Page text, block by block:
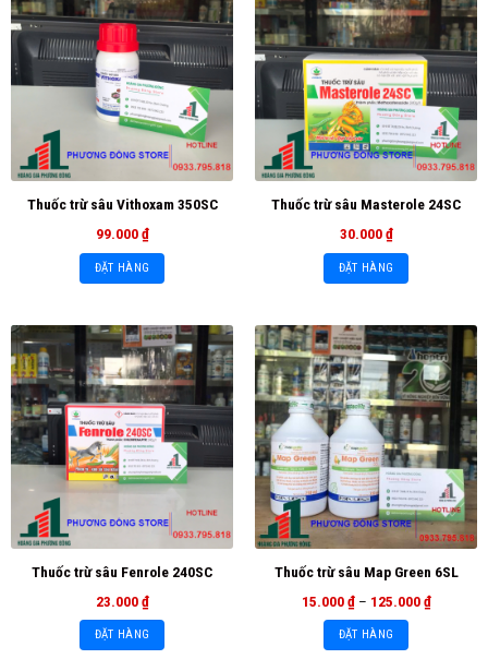
Thuốc trừ sâu Vithoxam 350SC
99.000₫
ĐẶT HÀNG
Thuốc trừ sâu Masterole 24SC
30.000₫
ĐẶT HÀNG
Thuốc trừ sâu Fenrole 240SC
23.000₫
ĐẶT HÀNG
Thuốc trừ sâu Map Green 6SL
15.000₫ – 125.000₫
ĐẶT HÀNG